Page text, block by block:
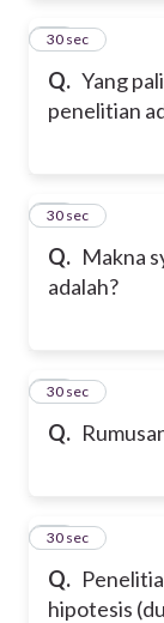
Q. Yang
penelitian
19
30 sec
Q. Makna
adalah?
20
30 sec
Q.
21
30 sec
Q.
hipotesis
22
30 sec